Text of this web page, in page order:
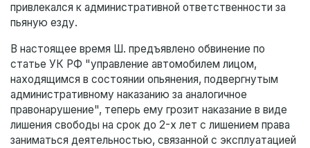
привлекался к административной ответственности за
пьяную езду.
В настоящее время Ш. предъявлено обвинение по
статье УК РФ "управление автомобилем лицом,
находящимся в состоянии опьянения, подвергнутым
административному наказанию за аналогичное
правонарушение", теперь ему грозит наказание в виде
лишения свободы на срок до 2-х лет с лишением права
заниматься деятельностью, связанной с эксплуатацией